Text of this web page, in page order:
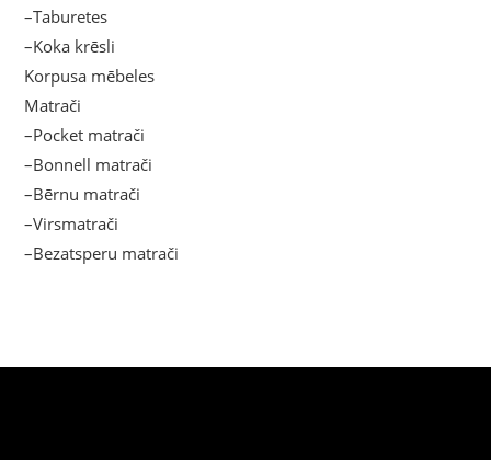
–Taburetes
–Koka krēsli
Korpusa mēbeles
Matrači
–Pocket matrači
–Bonnell matrači
–Bērnu matrači
–Virsmatrači
–Bezatsperu matrači